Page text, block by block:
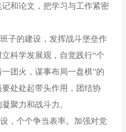
和论文，把学习与工作紧密
子的建设，发挥战斗堡垒作
科学发展观，自觉践行“个
团火，谋事布局一盘棋”的
处处起带头作用，团结协
聚力和战斗力。
，个个争当表率。加强对党